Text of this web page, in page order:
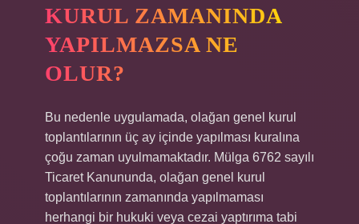
KURUL ZAMANINDA
YAPILMAZSA NE
OLUR?
Bu nedenle uygulamada, olağan genel kurul
toplantılarının üç ay içinde yapılması kuralına
çoğu zaman uyulmamaktadır. Mülga 6762 sayılı
Ticaret Kanununda, olağan genel kurul
toplantılarının zamanında yapılmaması
herhangi bir hukuki veya cezai yaptırıma tabi